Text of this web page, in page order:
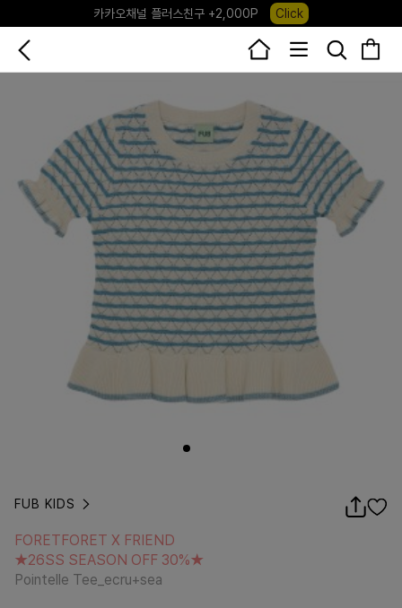
포레포레 앱 다운로드 +3,000P Down
하우스오브캐러셀, 국내단독 프리오더(~8/10) Click
FUB KIDS
★26SS SEASON OFF 30%★
Pointelle Tee_ecru+sea
FORETFORET X FRIEND
★26SS SEASON OFF 30%★
Pointelle Tee_ecru+sea